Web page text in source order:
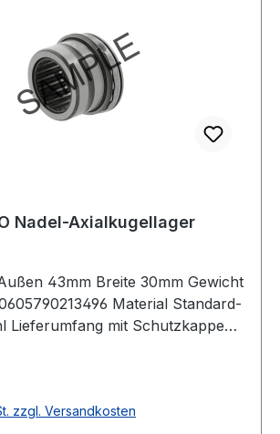
Nadel-Axialkugellager
43mm Breite 30mm Gewicht
Material Standard-
Lieferumfang mit Schutzkappe
Toleranzklasse P0/PN bzw.
zzgl. Versandkosten